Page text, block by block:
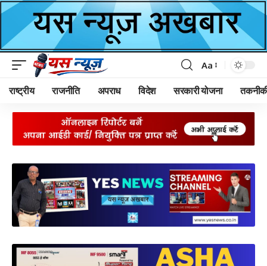
Font
Resizer
Aa
राष्ट्रीय राजनीति अपराध विदेश सरकारी योजना